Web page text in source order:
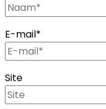
E-mail*
Site